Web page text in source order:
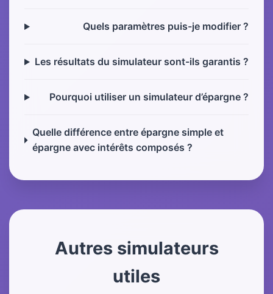
Quels paramètres puis-je modifier ?
Les résultats du simulateur sont-ils garantis ?
Pourquoi utiliser un simulateur d’épargne ?
Quelle différence entre épargne simple et
épargne avec intérêts composés ?
Autres simulateurs
utiles